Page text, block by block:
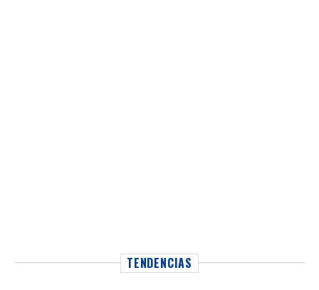
TENDENCIAS